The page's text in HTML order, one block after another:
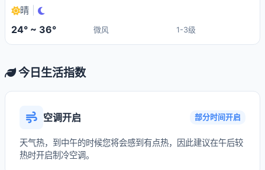
晴
24° ~ 36° 微风 1-3级
今日生活指数
空调开启 部分时间开启
天气热，到中午的时候您将会感到有点热，因此建议在午后较
热时开启制冷空调。